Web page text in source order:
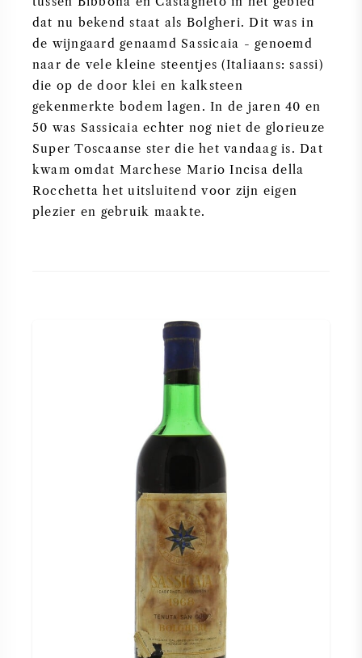
dat nu bekend staat als Bolgheri. Dit was in
de wijngaard genaamd Sassicaia - genoemd
naar de vele kleine steentjes (Italiaans: sassi)
die op de door klei en kalksteen
gekenmerkte bodem lagen. In de jaren 40 en
50 was Sassicaia echter nog niet de glorieuze
Super Toscaanse ster die het vandaag is. Dat
kwam omdat Marchese Mario Incisa della
Rocchetta het uitsluitend voor zijn eigen
plezier en gebruik maakte.